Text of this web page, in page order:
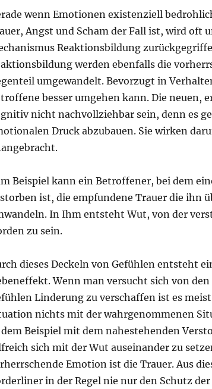
wenn Emotionen existenziell
Angst und Scham der Fall ist, wird oft
Reaktionsbildung
werden ebenfalls die
umgewandelt. Bevorzugt in
besser umgehen kann. Die neuen,
nicht nachvollziehbar sein, denn es
Druck abzubauen. Sie wirken
Beispiel kann ein Betroffener, bei dem
ist, die empfundene Trauer die ihn
In Ihm entsteht Wut, von der
zu sein.
dieses Deckeln von Gefühlen entsteht
Wenn man versucht sich von
Linderung zu verschaffen ist es
nichts mit der wahrgenommenen
Beispiel mit dem nahestehenden
sich mit der Wut auseinander zu
Emotion ist die Trauer. Aus
in der Regel nie nur den Schutz